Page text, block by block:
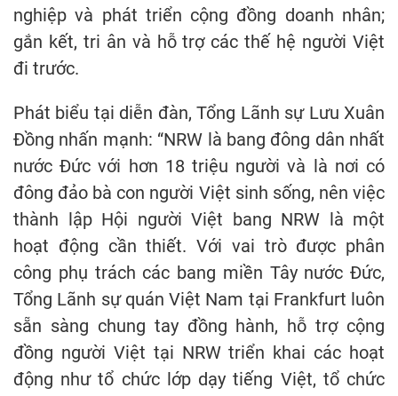
nghiệp và phát triển cộng đồng doanh nhân;
gắn kết, tri ân và hỗ trợ các thế hệ người Việt
đi trước.
Phát biểu tại diễn đàn, Tổng Lãnh sự Lưu Xuân
Đồng nhấn mạnh: “NRW là bang đông dân nhất
nước Đức với hơn 18 triệu người và là nơi có
đông đảo bà con người Việt sinh sống, nên việc
thành lập Hội người Việt bang NRW là một
hoạt động cần thiết. Với vai trò được phân
công phụ trách các bang miền Tây nước Đức,
Tổng Lãnh sự quán Việt Nam tại Frankfurt luôn
sẵn sàng chung tay đồng hành, hỗ trợ cộng
đồng người Việt tại NRW triển khai các hoạt
động như tổ chức lớp dạy tiếng Việt, tổ chức